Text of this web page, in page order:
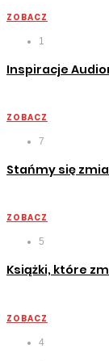
ZOBACZ
1
Inspiracje
ZOBACZ
7
Stańmy się
ZOBACZ
5
Książki, które
ZOBACZ
4